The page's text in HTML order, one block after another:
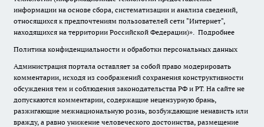
информации на основе сбора, систематизации и анализа сведений,
относящихся к предпочтениям пользователей сети "Интернет",
находящихся на территории Российской Федерации)». Подробнее
Политика конфиденциальности и обработки персональных данных
Администрация портала оставляет за собой право модерировать
комментарии, исходя из соображений сохранения конструктивности
обсуждения тем и соблюдения законодательства РФ и РТ. На сайте не
допускаются комментарии, содержащие нецензурную брань,
разжигающие межнациональную рознь, возбуждающие ненависть или
вражду, а равно унижение человеческого достоинства, размещение